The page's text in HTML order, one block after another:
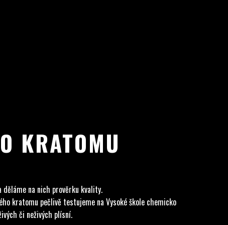
KRATOMU
na nich prověrku kvality.
kratomu pečlivě testujeme na Vysoké škole chemicko
či neživých plísní.